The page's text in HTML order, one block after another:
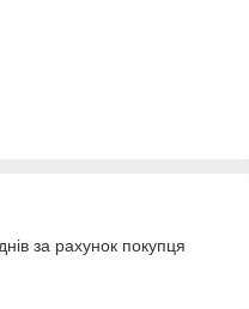
за рахунок покупця